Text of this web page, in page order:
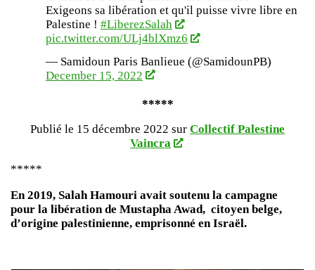
Exigeons sa libération et qu'il puisse vivre libre en
Palestine ! #LiberezSalah
pic.twitter.com/ULj4blXmz6
— Samidoun Paris Banlieue (@SamidounPB)
December 15, 2022
*****
Publié le 15 décembre 2022 sur Collectif Palestine
Vaincra
*****
En 2019, Salah Hamouri avait soutenu la campagne
pour la libération de Mustapha Awad, citoyen belge,
d’origine palestinienne, emprisonné en Israël.